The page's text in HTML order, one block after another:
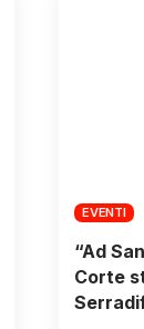
EVENTI
“Ad
Corte